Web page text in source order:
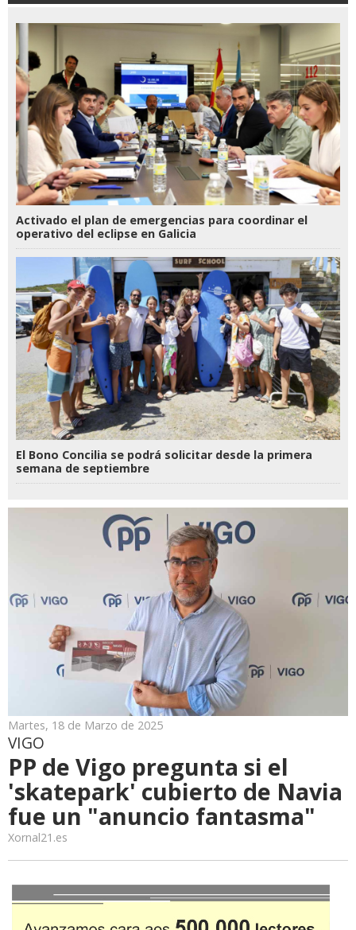
Activado el plan de emergencias para coordinar el
operativo del eclipse en Galicia
El Bono Concilia se podrá solicitar desde la primera
semana de septiembre
Martes, 18 de Marzo de 2025
VIGO
PP de Vigo pregunta si el
'skatepark' cubierto de Navia
fue un "anuncio fantasma"
Xornal21.es